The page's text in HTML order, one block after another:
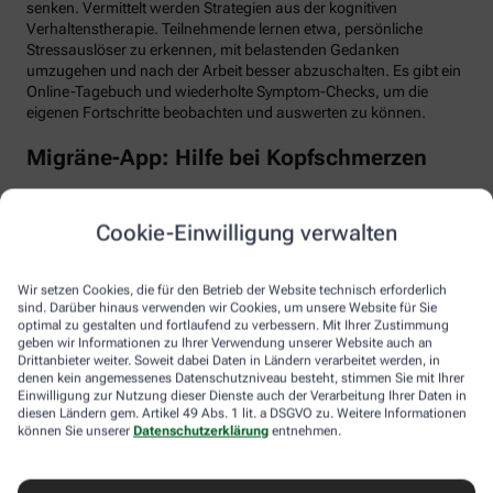
Cookie-Einwilligung verwalten
Wir setzen Cookies, die für den Betrieb der Website technisch erforderlich
sind. Darüber hinaus verwenden wir Cookies, um unsere Website für Sie
optimal zu gestalten und fortlaufend zu verbessern. Mit Ihrer Zustimmung
geben wir Informationen zu Ihrer Verwendung unserer Website auch an
Drittanbieter weiter. Soweit dabei Daten in Ländern verarbeitet werden, in
denen kein angemessenes Datenschutzniveau besteht, stimmen Sie mit Ihrer
Einwilligung zur Nutzung dieser Dienste auch der Verarbeitung Ihrer Daten in
diesen Ländern gem. Artikel 49 Abs. 1 lit. a DSGVO zu. Weitere Informationen
können Sie unserer Datenschutzerklärung entnehmen.
senken. Vermittelt werden Strategien aus der kognitiven
Verhaltenstherapie. Teilnehmende lernen etwa, persönliche
Stressauslöser zu erkennen, mit belastenden Gedanken
umzugehen und nach der Arbeit besser abzuschalten. Es gibt ein
Online-Tagebuch und wiederholte Symptom-Checks, um die
eigenen Fortschritte beobachten und auswerten zu können.
Migräne-App: Hilfe bei Kopfschmerzen
renommierten Schmerzklinik Kiel lässt sich übersichtlich
Das kann helfen, persönliche Muster zu erkennen und die
Attacken besser zu behandeln, etwa durch den optimalen
Einnahmezeitpunkt von Migräne-Medikamenten. Darüber hinaus
stellt die App viele nützliche Informationen zu Migräne bereit
sowie aktive Verfahren zur Entspannung und Stressbewältigung.
Aimo gesund bewegt: Digitaler Personal
Trainer